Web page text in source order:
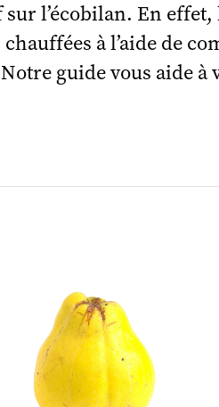
l’écobilan. En
à l’aide de
Notre guide vous aide à